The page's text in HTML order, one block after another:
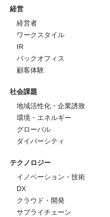
経営
経営者
ワークスタイル
IR
バックオフィス
顧客体験
社会課題
地域活性化・企業誘致
環境・エネルギー
グローバル
ダイバーシティ
テクノロジー
イノベーション・技術
DX
クラウド・開発
サプライチェーン